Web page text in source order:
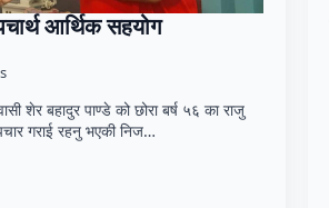
आर्थिक सहयोग
शेर बहादुर पाण्डे को छोरा बर्ष ५६ का राजु
गराई रहनु भएकी निज…